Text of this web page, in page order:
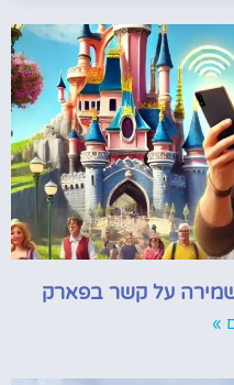
שמירה על קשר בפארק
»